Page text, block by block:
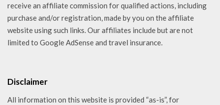
receive an affiliate commission for qualified actions, including
purchase and/or registration, made by you on the affiliate
website using such links. Our affiliates include but are not
limited to Google AdSense and travel insurance.
Disclaimer
All information on this website is provided “as-is”, for